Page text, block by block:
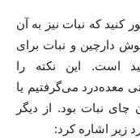
کنید که نبات نیز به آن
دارچین و نبات برای
است. این نکته را
معده‌درد می‌گرفتیم یا
نبات بود. از دیگر
زیر اشاره کرد: